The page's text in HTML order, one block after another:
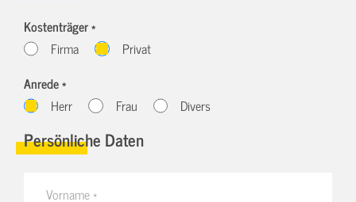
Kostenträger *
Firma
Privat
Anrede *
Herr
Frau Divers
Persönliche Daten